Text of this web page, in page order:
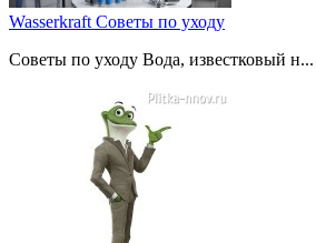
Wasserkraft Советы по уходу
Советы по уходу Вода, известковый н...